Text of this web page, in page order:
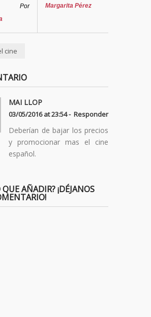
Por
Margarita Pérez
cine
MAI LLOP
03/05/2016 at 23:54 - Responder
Deberían de bajar los precios
y promocionar mas el cine
español.
QUE AÑADIR? ¡DÉJANOS